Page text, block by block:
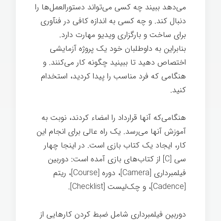
می‌دهد ببیند چه کسی می‌تواند دستورالعمل‌ها را
دنبال کند. و چه کسی به اندازه کافی در فنآوری
برای ساخت و بارگزاری ویدیو مهارت دارد.
بنابراین به داوطلبان خود یک پروژه آزمایشی
اختصاص دهید تا ببینید چگونه کار می‌کنند. و
هنگامی که فرد مناسب را پیدا کردید، استخدام
کنید.
هنگامی‌که آنها قرارداد را امضاء کردند، نوبت به
آموزش آنها می‌رسد. یک راه عالی برای انجام این
کار، ایجاد یک کتاب بازی است. در اینجا چهار
سی [C] از کتاب‌های بازی آمده است: دوربین
فیلمبرداری [Camera]، دوره [Course]، ریتم
[C
adence ]، و چک‌لیست [Checklist].
دوربین فیلمبرداری شامل ضبط کردن کارهایی از